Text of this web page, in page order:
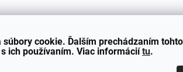
súbory cookie. Ďalším prechádzaním
ich používaním. Viac informáciítu.
odbornú montáž vašim
sprostredkovať.V prípade záujmu o
info@neuparts.cz + 420 733 411 422.